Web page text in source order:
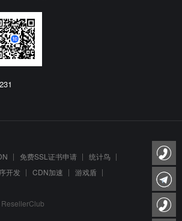
免费SSL证书申请
统计鸟
开发 CDN加速
游戏盾